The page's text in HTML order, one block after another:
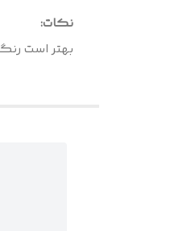
نکات:
بهتر است